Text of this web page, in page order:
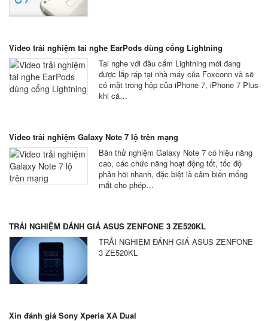
Video trải nghiệm tai nghe EarPods dùng cổng Lightning
Tai nghe với đầu cắm Lightning mới đang
được lắp ráp tại nhà máy của Foxconn và sẽ
có mặt trong hộp của iPhone 7, iPhone 7 Plus
khi cả…
Video trải nghiệm Galaxy Note 7 lộ trên mạng
Bản thử nghiệm Galaxy Note 7 có hiệu năng
cao, các chức năng hoạt động tốt, tốc độ
phản hồi nhanh, đặc biệt là cảm biến mống
mắt cho phép…
TRẢI NGHIỆM ĐÁNH GIÁ ASUS ZENFONE 3 ZE520KL
TRẢI NGHIỆM ĐÁNH GIÁ ASUS ZENFONE
3 ZE520KL
Xin đánh giá Sony Xperia XA Dual